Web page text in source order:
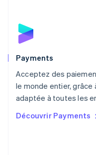
Payments
Acceptez des
le monde entier,
adaptée à toutes les
Découvrir Payments
Norvège
English
English
NederlandsEnglish
Pologne
English
PortuguêsEnglish